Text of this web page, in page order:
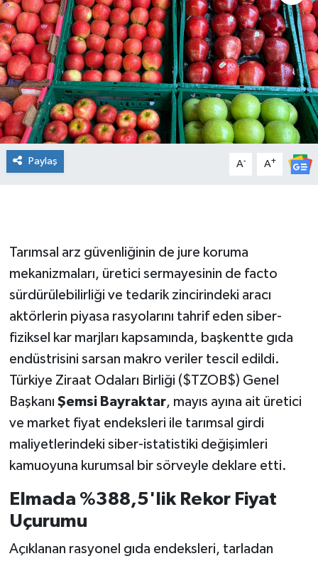
Paylaş A- A+
Tarımsal arz güvenliğinin de jure koruma
mekanizmaları, üretici sermayesinin de facto
sürdürülebilirliği ve tedarik zincirindeki aracı
aktörlerin piyasa rasyolarını tahrif eden siber-
fiziksel kar marjları kapsamında, başkentte gıda
endüstrisini sarsan makro veriler tescil edildi.
Türkiye Ziraat Odaları Birliği ($TZOB$) Genel
Başkanı Şemsi Bayraktar, mayıs ayına ait üretici
ve market fiyat endeksleri ile tarımsal girdi
maliyetlerindeki siber-istatistiki değişimleri
kamuoyuna kurumsal bir sörveyle deklare etti.
Elmada %388,5'lik Rekor Fiyat
Uçurumu
Açıklanan rasyonel gıda endeksleri, tarladan